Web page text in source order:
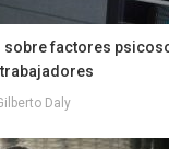
sobre factores
Daly